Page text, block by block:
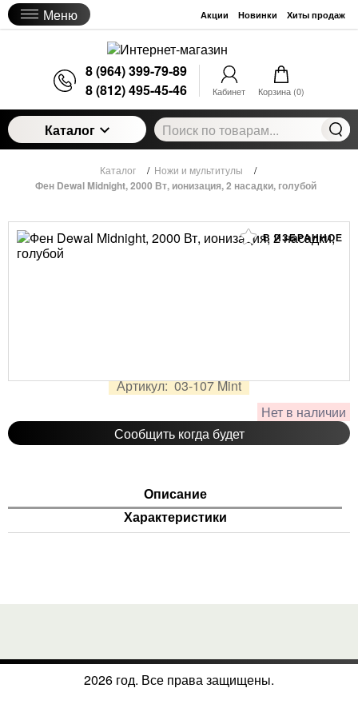
Меню Акции Новинки Хиты продаж
8 (964) 399-79-89
8 (812) 495-45-46
Кабинет Корзина (0)
Каталог
Каталог / Ножи и мультитулы /
Фен Dewal Midnight, 2000 Вт, ионизация, 2 насадки, голубой
В ИЗБРАННОЕ
Артикул:03-107 Mint
Нет в наличии
Сообщить когда будет
Описание
Характеристики
2026 год. Все права защищены.